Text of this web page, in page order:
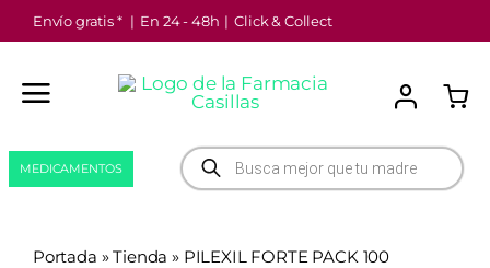
Saltar
al
contenido
Envío gratis * | En 24 - 48h | Click & Collect
Búsqueda
de
productos
MEDICAMENTOS
Portada »Tienda » PILEXIL FORTE PACK 100